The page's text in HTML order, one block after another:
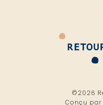
©2026
Conçu par